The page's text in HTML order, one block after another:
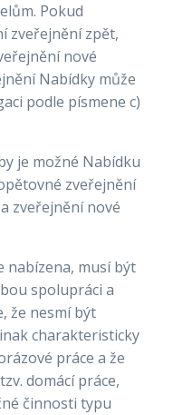
Pokud
zveřejnění zpět,
nové
Nabídky může
podle písmene c)
je možné Nabídku
zveřejnění
zveřejnění nové
nabízena, musí být
spolupráci a
že nesmí být
charakteristicky
práce a že
domácí práce,
činnosti typu